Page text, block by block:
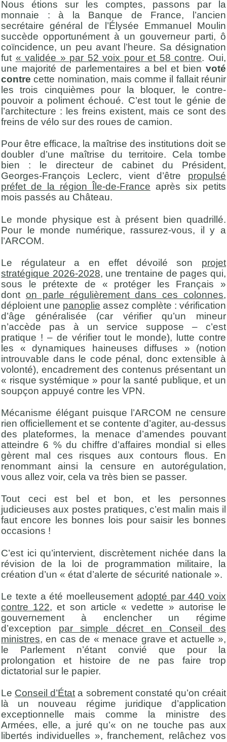
Nous étions sur les comptes, passons par la
monnaie : à la Banque de France, l’ancien
secrétaire général de l’Élysée Emmanuel Moulin
succède opportunément à un gouverneur parti, ô
coïncidence, un peu avant l’heure. Sa désignation
fut « validée » par 52 voix pour et 58 contre. Oui,
une majorité de parlementaires a bel et bien voté
contre cette nomination, mais comme il fallait réunir
les trois cinquièmes pour la bloquer, le contre-
pouvoir a poliment échoué. C’est tout le génie de
l’architecture : les freins existent, mais ce sont des
freins de vélo sur des roues de camion.
Pour être efficace, la maîtrise des institutions doit se
doubler d’une maîtrise du territoire. Cela tombe
bien : le directeur de cabinet du Président,
Georges-François Leclerc, vient d’être propulsé
préfet de la région Île-de-France après six petits
mois passés au Château.
Le monde physique est à présent bien quadrillé.
Pour le monde numérique, rassurez-vous, il y a
l’ARCOM.
Le régulateur a en effet dévoilé son projet
stratégique 2026-2028, une trentaine de pages qui,
sous le prétexte de « protéger les Français »
dont on parle régulièrement dans ces colonnes,
déploient une panoplie assez complète : vérification
d’âge généralisée (car vérifier qu’un mineur
n’accède pas à un service suppose – c’est
pratique ! – de vérifier tout le monde), lutte contre
les « dynamiques haineuses diffuses » (notion
introuvable dans le code pénal, donc extensible à
volonté), encadrement des contenus présentant un
« risque systémique » pour la santé publique, et un
soupçon appuyé contre les VPN.
Mécanisme élégant puisque l’ARCOM ne censure
rien officiellement et se contente d’agiter, au-dessus
des plateformes, la menace d’amendes pouvant
atteindre 6 % du chiffre d’affaires mondial si elles
gèrent mal ces risques aux contours flous. En
renommant ainsi la censure en autorégulation,
vous allez voir, cela va très bien se passer.
Tout ceci est bel et bon, et les personnes
judicieuses aux postes pratiques, c’est malin mais il
faut encore les bonnes lois pour saisir les bonnes
occasions !
C’est ici qu’intervient, discrètement nichée dans la
révision de la loi de programmation militaire, la
création d’un « état d’alerte de sécurité nationale ».
Le texte a été moelleusement adopté par 440 voix
contre 122, et son article « vedette » autorise le
gouvernement à enclencher un régime
d’exception par simple décret en Conseil des
ministres, en cas de « menace grave et actuelle »,
le Parlement n’étant convié que pour la
prolongation et histoire de ne pas faire trop
dictatorial sur le papier.
Le Conseil d’État a sobrement constaté qu’on créait
là un nouveau régime juridique d’application
exceptionnelle mais comme la ministre des
Armées, elle, a juré qu’« on ne touche pas aux
libertés individuelles », franchement, relâchez vos